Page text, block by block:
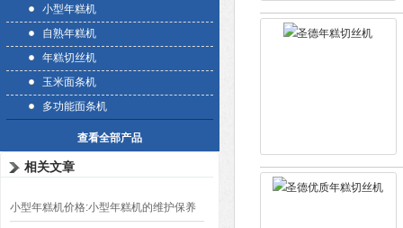
小型年糕机
自熟年糕机
年糕切丝机
玉米面条机
多功能面条机
查看全部产品
相关文章
小型年糕机价格:小型年糕机的维护保养